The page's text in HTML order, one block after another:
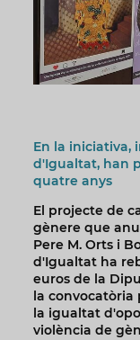
En la iniciativa,
d'Igualtat, han
quatre anys
El projecte de
gènere que
Pere M. Orts i
d'Igualtat ha
euros de la
la convocatòria
la igualtat
violència de